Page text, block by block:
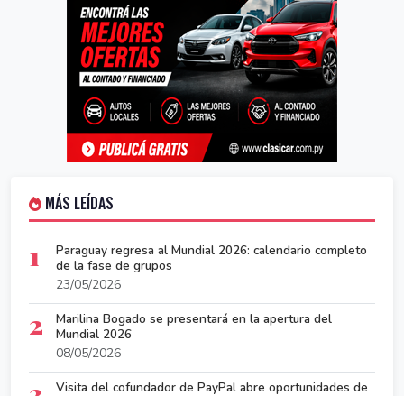
MÁS LEÍDAS
1
Paraguay regresa al Mundial 2026: calendario completo
de la fase de grupos
23/05/2026
2
Marilina Bogado se presentará en la apertura del
Mundial 2026
08/05/2026
Visita del cofundador de PayPal abre oportunidades de